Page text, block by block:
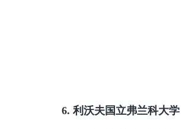
6. 利沃夫国立弗兰科大学